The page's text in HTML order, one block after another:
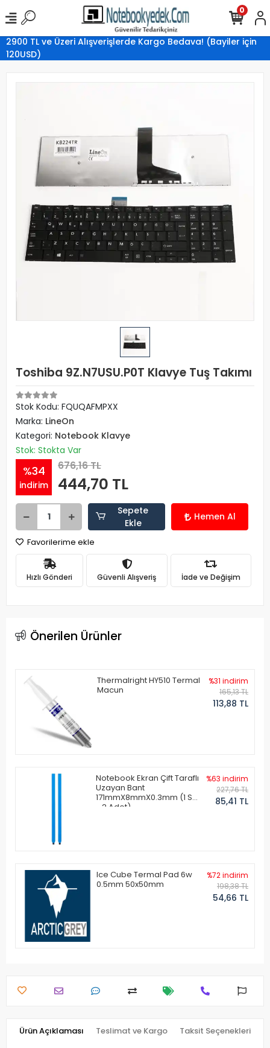
2900 TL ve Üzeri Alışverişlerde Kargo Bedava! (Bayiler için
120USD)
0
Toshiba 9Z.N7USU.P0T Klavye Tuş Takımı
Stok Kodu: FQUQAFMPXX
Marka: LineOn
Kategori: Notebook Klavye
Stok: Stokta Var
%34
indirim
676,16 TL
444,70 TL
Sepete
Ekle
Hemen Al
Favorilerime ekle
Hızlı Gönderi Güvenli Alışveriş İade ve Değişim
Önerilen Ürünler
Thermalright HY510 Termal
Macun
%31 indirim
165,13 TL
113,88 TL
Notebook Ekran Çift Taraflı
Uzayan Bant
171mmX8mmX0.3mm (1 Set
- 2 Adet)
%63 indirim
227,76 TL
85,41 TL
Ice Cube Termal Pad 6w
0.5mm 50x50mm
%72 indirim
198,38 TL
54,66 TL
Ürün Açıklaması Teslimat ve Kargo Taksit Seçenekleri